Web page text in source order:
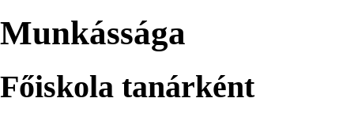
Munkássága
Főiskola tanárként